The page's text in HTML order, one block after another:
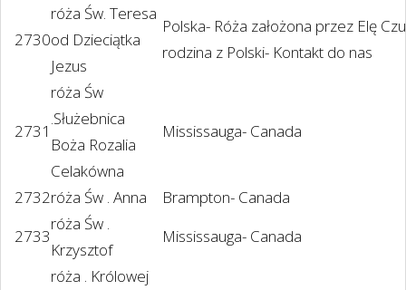
2730
róża Św. Teresa
od Dzieciątka
Jezus
Polska- Róża założona przez Elę
rodzina z Polski- Kontakt do nas
2731
róża Św
.Służebnica
Boża Rozalia
Celakówna
Mississauga- Canada
2732róża Św . Anna
Brampton- Canada
2733
róża Św .
Krzysztof
Mississauga- Canada
róża . Królowej